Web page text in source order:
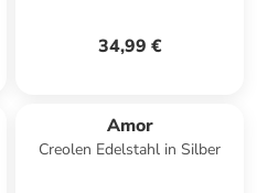
34,99 €
Amor
Creolen Edelstahl in Silber